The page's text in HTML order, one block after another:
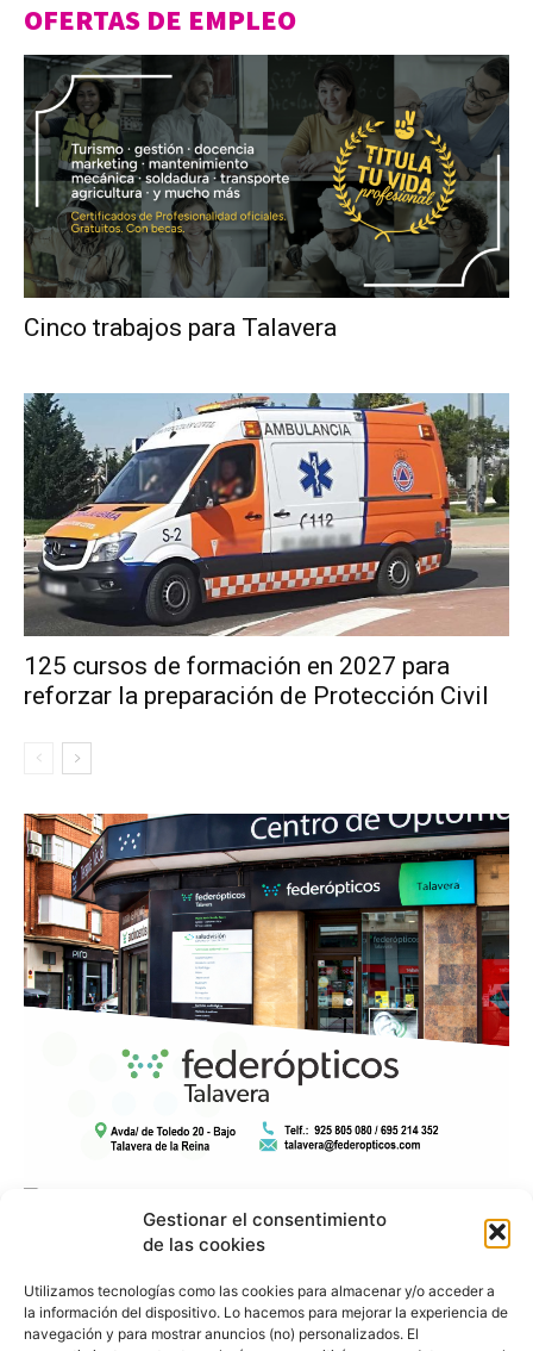
Gestionar el consentimiento
de las cookies
Utilizamos tecnologías como las cookies para almacenar y/o acceder a
la información del dispositivo. Lo hacemos para mejorar la experiencia de
navegación y para mostrar anuncios (no) personalizados. El
OFERTAS DE EMPLEO
Cinco trabajos para Talavera
125 cursos de formación en 2027 para
reforzar la preparación de Protección Civil